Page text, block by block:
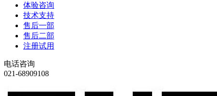
体验咨询
技术支持
售后一部
售后二部
注册试用
电话咨询
021-68909108